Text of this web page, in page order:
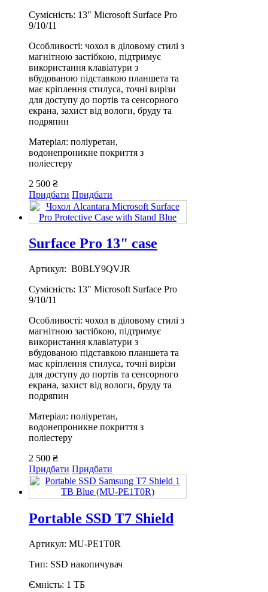
Сумісність: 13" Microsoft Surface Pro
9/10/11
Особливості: чохол в діловому стилі з
магнітною застібкою, підтримує
використання клавіатури з
вбудованою підставкою планшета та
має кріплення стилуса, точні вирізи
для доступу до портів та сенсорного
екрана, захист від вологи, бруду та
подряпин
Матеріал: поліуретан,
водонепроникне покриття з
поліестеру
2 500 ₴
Придбати Придбати
Surface Pro 13" case
Артикул: B0BLY9QVJR
Сумісність: 13" Microsoft Surface Pro
9/10/11
Особливості: чохол в діловому стилі з
магнітною застібкою, підтримує
використання клавіатури з
вбудованою підставкою планшета та
має кріплення стилуса, точні вирізи
для доступу до портів та сенсорного
екрана, захист від вологи, бруду та
подряпин
Матеріал: поліуретан,
водонепроникне покриття з
поліестеру
2 500 ₴
Придбати Придбати
Portable SSD T7 Shield
Артикул: MU-PE1T0R
Тип: SSD накопичувач
Ємність: 1 ТБ